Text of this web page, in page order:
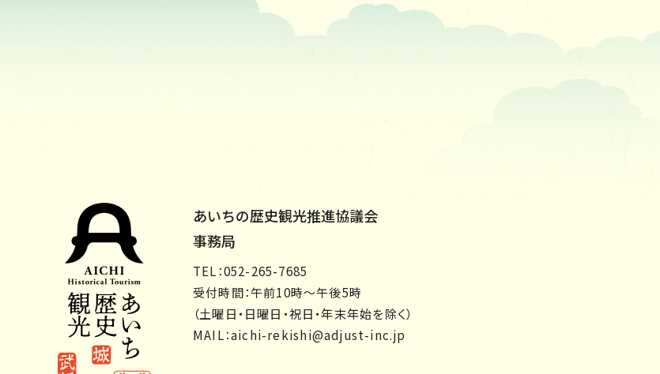
あいちの歴史観光推進協議会
事務局
TEL：052-265-7685
受付時間：午前10時～午後5時
（土曜日・日曜日・祝日・年末年始を除く）
MAIL：aichi-rekishi@adjust-inc.jp